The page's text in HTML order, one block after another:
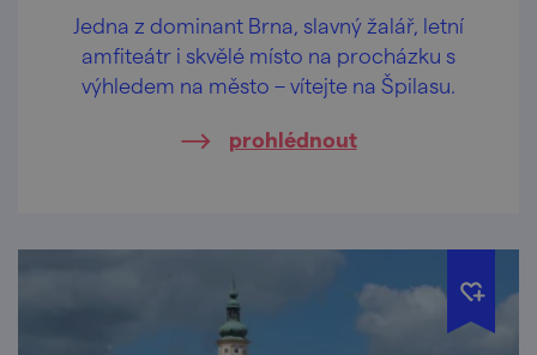
Jedna z dominant Brna, slavný žalář, letní
amfiteátr i skvělé místo na procházku s
výhledem na město – vítejte na Špilasu.
prohlédnout